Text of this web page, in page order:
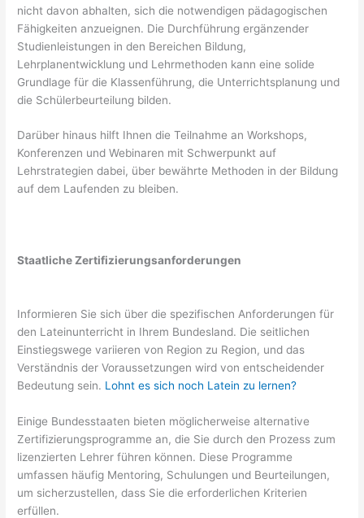
nicht davon abhalten, sich die notwendigen pädagogischen
Fähigkeiten anzueignen. Die Durchführung ergänzender
Studienleistungen in den Bereichen Bildung,
Lehrplanentwicklung und Lehrmethoden kann eine solide
Grundlage für die Klassenführung, die Unterrichtsplanung und
die Schülerbeurteilung bilden.
Darüber hinaus hilft Ihnen die Teilnahme an Workshops,
Konferenzen und Webinaren mit Schwerpunkt auf
Lehrstrategien dabei, über bewährte Methoden in der Bildung
auf dem Laufenden zu bleiben.
Staatliche Zertifizierungsanforderungen
Informieren Sie sich über die spezifischen Anforderungen für
den Lateinunterricht in Ihrem Bundesland. Die seitlichen
Einstiegswege variieren von Region zu Region, und das
Verständnis der Voraussetzungen wird von entscheidender
Bedeutung sein. Lohnt es sich noch Latein zu lernen?
Einige Bundesstaaten bieten möglicherweise alternative
Zertifizierungsprogramme an, die Sie durch den Prozess zum
lizenzierten Lehrer führen können. Diese Programme
umfassen häufig Mentoring, Schulungen und Beurteilungen,
um sicherzustellen, dass Sie die erforderlichen Kriterien
erfüllen.